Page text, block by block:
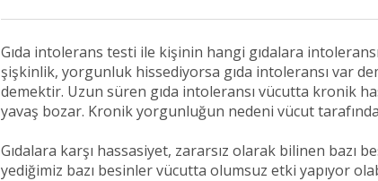
Gıda intolerans testi ile kişinin hangi gıdalara
şişkinlik, yorgunluk hissediyorsa gıda intoleransı var
demektir. Uzun süren gıda intoleransı vücutta kronik
yavaş bozar. Kronik yorgunluğun nedeni vücut
Gıdalara karşı hassasiyet, zararsız olarak bilinen
yediğimiz bazı besinler vücutta olumsuz etki yapıyor